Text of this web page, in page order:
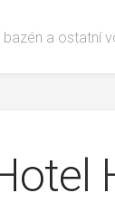
a ostatní